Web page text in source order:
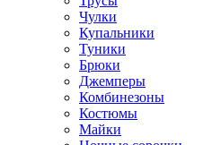
Чулки
Купальники
Туники
Брюки
Джемперы
Комбинезоны
Костюмы
Майки